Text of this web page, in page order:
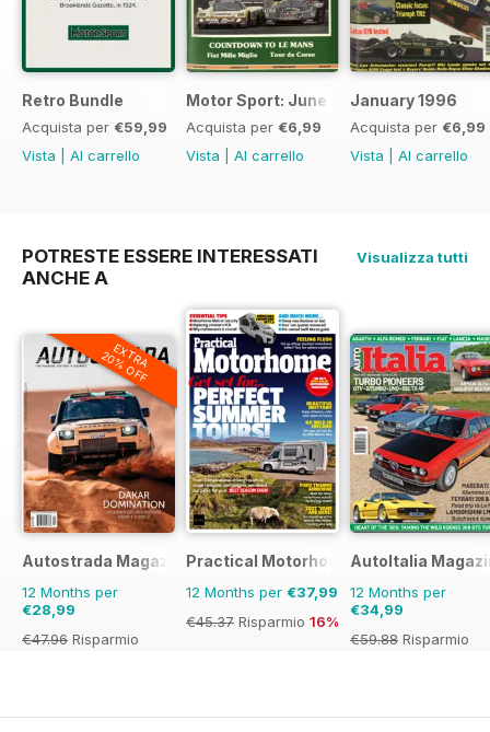
Retro Bundle
Acquista per €59,99
Vista
Al carrello
Motor Sport: June 1998
Acquista per €6,99
Vista
Al carrello
January 1996
Acquista per €6,99
Vista
Al carrello
POTRESTE ESSERE INTERESSATI
ANCHE A
Visualizza tutti
EXTRA
20% OFF
Autostrada Magazine
12 Months per
€28,99
€47.96 Risparmio
Practical Motorhome
12 Months per €37,99
€45.37 Risparmio 16%
AutoItalia
12 Months per
€34,99
€59.88 Risparmio